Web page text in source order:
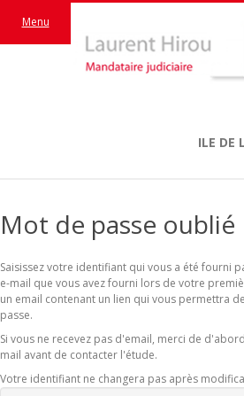
ILE DE
Menu
Mot de passe oublié
Saisissez votre identifiant qui vous a été fourni
e-mail que vous avez fourni lors de votre
un email contenant un lien qui vous permettra
passe.
Si vous ne recevez pas d'email, merci de
mail avant de contacter l'étude.
Votre identifiant ne changera pas après